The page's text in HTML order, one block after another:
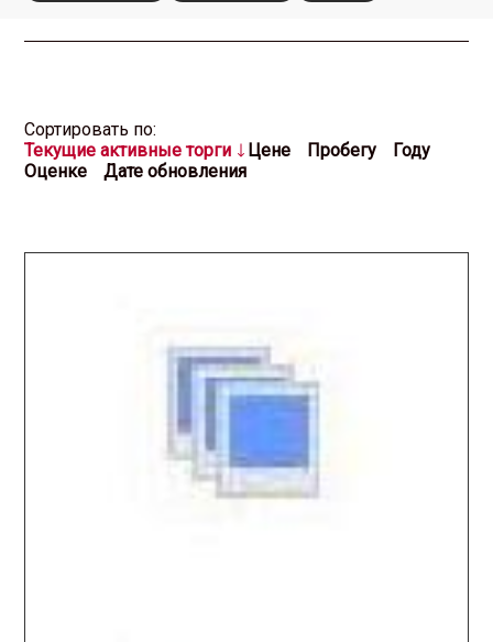
Cортировать по:
Текущие активные торги
Цене Пробегу
Году
Оценке
Дате обновления